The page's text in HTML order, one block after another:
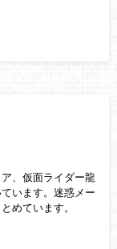
、仮面ライダー龍
います。迷惑メー
めています。